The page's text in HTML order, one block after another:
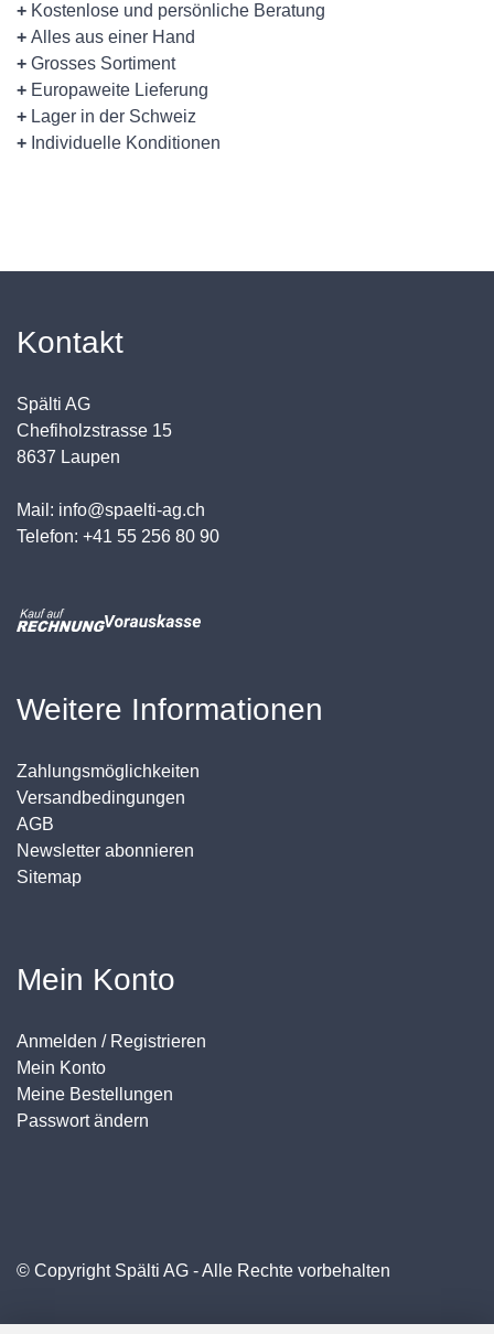
+ Kostenlose und persönliche Beratung
+ Alles aus einer Hand
+ Grosses Sortiment
+ Europaweite Lieferung
+ Lager in der Schweiz
+ Individuelle Konditionen
Kontakt
Spälti AG
Chefiholzstrasse 15
8637 Laupen
Mail: info@spaelti-ag.ch
Telefon: +41 55 256 80 90
Weitere Informationen
Zahlungsmöglichkeiten
Versandbedingungen
AGB
Newsletter abonnieren
Sitemap
Mein Konto
Anmelden / Registrieren
Mein Konto
Meine Bestellungen
Passwort ändern
© Copyright Spälti AG - Alle Rechte vorbehalten